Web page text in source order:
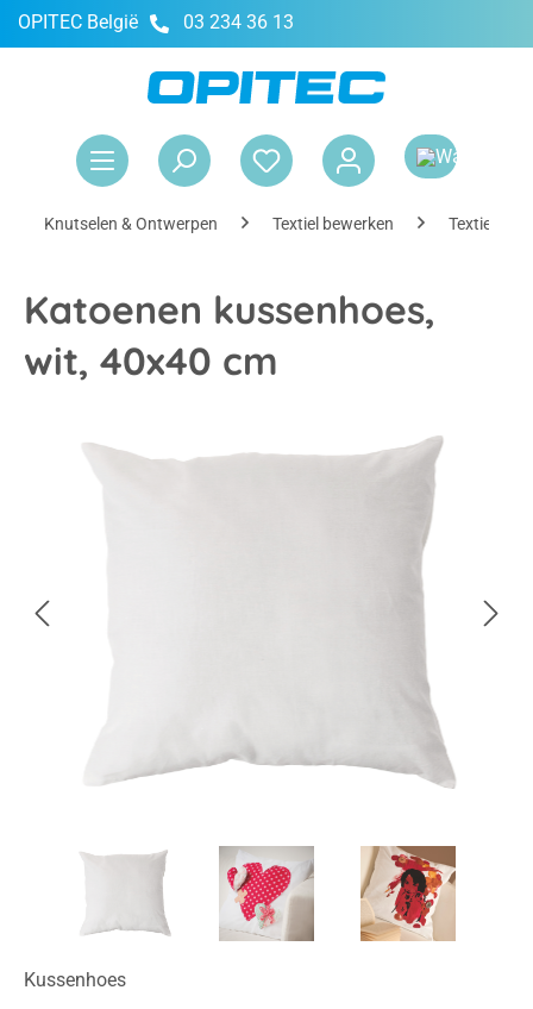
OPITEC België 03 234 36 13
Knutselen & Ontwerpen Textiel bewerken Textiel
Katoenen kussenhoes,
wit, 40x40 cm
Kussenhoes